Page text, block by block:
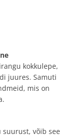
kokkulepe,
juures. Samuti
mis on
võib see